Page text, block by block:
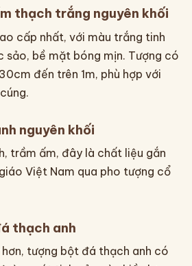
thạch trắng nguyên khối
cấp nhất, với màu trắng tinh
sảo, bề mặt bóng mịn. Tượng có
đến trên 1m, phù hợp với
nguyên khối
trầm ấm, đây là chất liệu gắn
Việt Nam qua pho tượng cổ
thạch anh
tượng bột đá thạch anh có